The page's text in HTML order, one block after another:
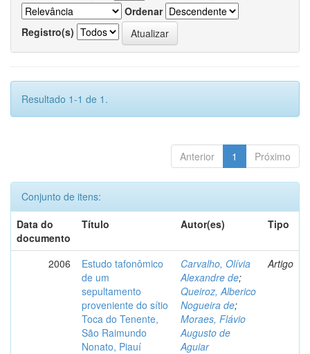
Ordenar
Registro(s)
Resultado 1-1 de 1.
Anterior 1 Próximo
Conjunto de itens:
Data do
documento
Título Autor(es) Tipo
2006
Estudo tafonômico
de um
sepultamento
proveniente do sítio
Toca do Tenente,
São Raimundo
Nonato, Piauí
Carvalho, Olívia
Alexandre de;
Queiroz, Alberico
Nogueira de;
Moraes, Flávio
Augusto de
Aguiar
Artigo